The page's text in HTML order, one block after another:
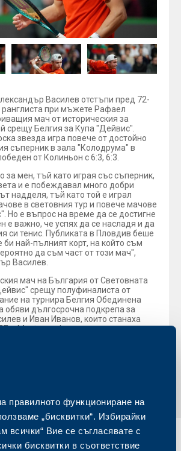
правилното функциониране на
„бисквитки“. Избирайки
всички“ Вие се съгласявате с
бисквитки в съответствие
Василев отстъпи пред 72-
ранглиста при мъжете Рафаел
мач от историческия за
срещу Белгия за Купа "Дейвис".
звезда игра повече от достойно
съперник в зала "Колодрума" в
от Колиньон с 6:3, 6:3.
мен, тъй като играя със съперник,
и е побеждавал много добри
надделя, тъй като той е играл
в световния тур и повече мачове
Но е въпрос на време да се достигне
е важно, че успях да се насладя и да
си тенис. Публиката в Пловдив беше
би най-пълният корт, на който съм
да съм част от този мач",
Василев.
мач на България от Световната
срещу полуфиналиста от
на турнира Белгия Обединена
обяви дългосрочна подкрепа за
и Иван Иванов, които станаха
и Mastercard.
Бизнес